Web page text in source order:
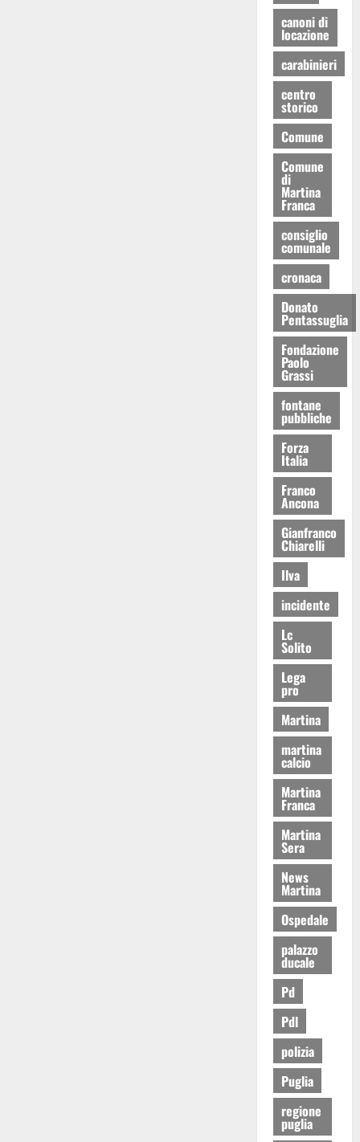
canoni di
locazione
carabinieri
centro
storico
Comune
Comune
di
Martina
Franca
consiglio
comunale
cronaca
Donato
Pentassuglia
Fondazione
Paolo
Grassi
fontane
pubbliche
Forza
Italia
Franco
Ancona
Gianfranco
Chiarelli
Ilva
incidente
Lc
Solito
Lega
pro
Martina
martina
calcio
Martina
Franca
Martina
Sera
News
Martina
Ospedale
palazzo
ducale
Pd
Pdl
polizia
Puglia
regione
puglia